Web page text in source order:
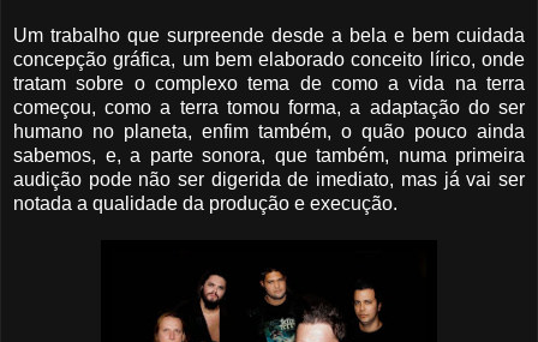
Um trabalho que surpreende desde a bela e bem cuidada
concepção gráfica, um bem elaborado conceito lírico, onde
tratam sobre o complexo tema de como a vida na terra
começou, como a terra tomou forma, a adaptação do ser
humano no planeta, enfim também, o quão pouco ainda
sabemos, e, a parte sonora, que também, numa primeira
audição pode não ser digerida de imediato, mas já vai ser
notada a qualidade da produção e execução.